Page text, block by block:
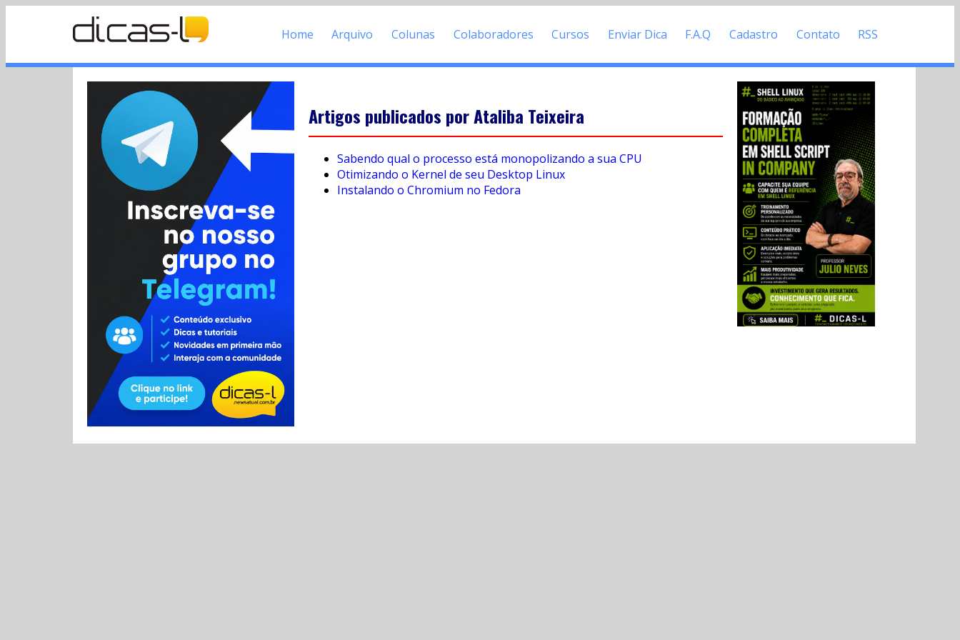
Home Arquivo Colunas Colaboradores Cursos Enviar Dica F.A.Q Cadastro Contato RSS
Artigos publicados por Ataliba Teixeira
Sabendo qual o processo está monopolizando a sua CPU
Otimizando o Kernel de seu Desktop Linux
Instalando o Chromium no Fedora